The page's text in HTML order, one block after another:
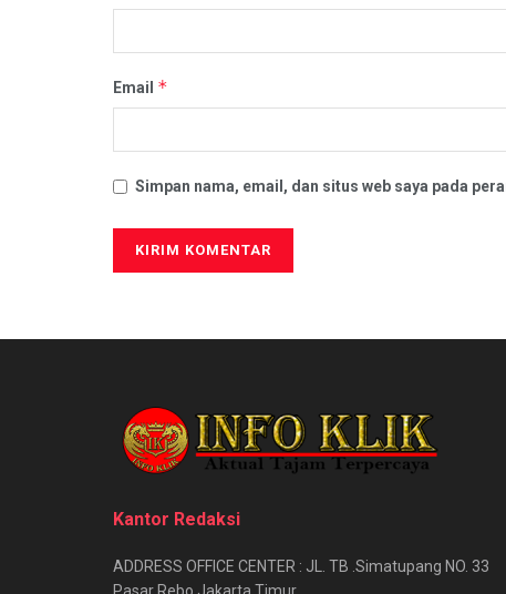
Email *
Simpan nama, email, dan situs web saya pada
Kantor Redaksi
ADDRESS OFFICE CENTER : JL. TB .Simatupang NO. 33
Pasar Rebo Jakarta Timur